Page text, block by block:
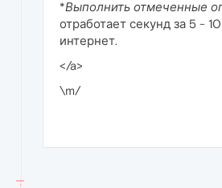
*Выполнить отмеченные
отработает секунд за 5 -
интернет.
</a>
\m/